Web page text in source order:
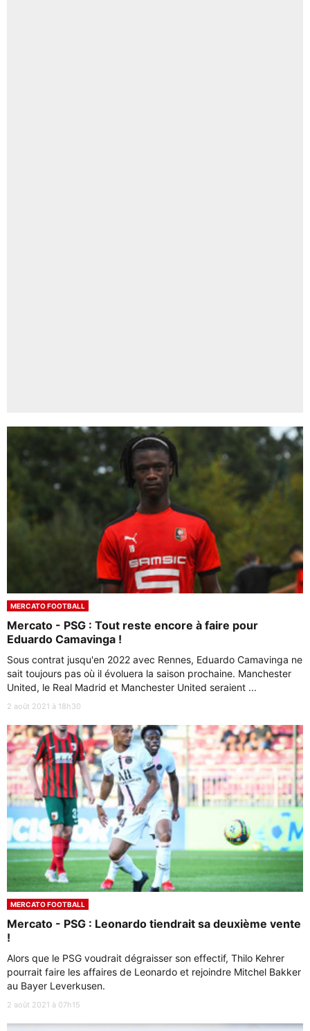
MERCATO FOOTBALL
Mercato - PSG : Tout reste encore à faire pour
Eduardo Camavinga !
Sous contrat jusqu'en 2022 avec Rennes, Eduardo Camavinga ne
sait toujours pas où il évoluera la saison prochaine. Manchester
United, le Real Madrid et Manchester United seraient ...
2 août 2021 à 18h30
MERCATO FOOTBALL
Mercato - PSG : Leonardo tiendrait sa deuxième vente
!
Alors que le PSG voudrait dégraisser son effectif, Thilo Kehrer
pourrait faire les affaires de Leonardo et rejoindre Mitchel Bakker
au Bayer Leverkusen.
2 août 2021 à 07h15